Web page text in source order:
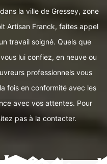
la ville de Gressey, zone
Artisan Franck, faites appel
travail soigné. Quels que
lui confiez, en neuve ou
professionnels vous
fois en conformité avec les
avec vos attentes. Pour
pas à la contacter.